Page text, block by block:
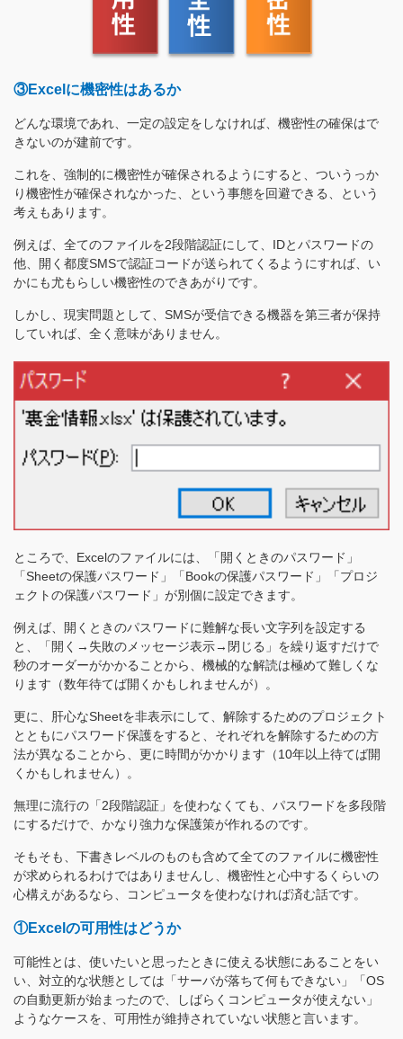
③Excelに機密性はあるか
どんな環境であれ、一定の設定をしなければ、機密性の確保はで
きないのが建前です。
これを、強制的に機密性が確保されるようにすると、ついうっか
り機密性が確保されなかった、という事態を回避できる、という
考えもあります。
例えば、全てのファイルを2段階認証にして、IDとパスワードの
他、開く都度SMSで認証コードが送られてくるようにすれば、い
かにも尤もらしい機密性のできあがりです。
しかし、現実問題として、SMSが受信できる機器を第三者が保持
していれば、全く意味がありません。
ところで、Excelのファイルには、「開くときのパスワード」
「Sheetの保護パスワード」「Bookの保護パスワード」「プロジ
ェクトの保護パスワード」が別個に設定できます。
例えば、開くときのパスワードに難解な長い文字列を設定する
と、「開く→失敗のメッセージ表示→閉じる」を繰り返すだけで
秒のオーダーがかかることから、機械的な解読は極めて難しくな
ります（数年待てば開くかもしれませんが）。
更に、肝心なSheetを非表示にして、解除するためのプロジェクト
とともにパスワード保護をすると、それぞれを解除するための方
法が異なることから、更に時間がかかります（10年以上待てば開
くかもしれません）。
無理に流行の「2段階認証」を使わなくても、パスワードを多段階
にするだけで、かなり強力な保護策が作れるのです。
そもそも、下書きレベルのものも含めて全てのファイルに機密性
が求められるわけではありませんし、機密性と心中するくらいの
心構えがあるなら、コンピュータを使わなければ済む話です。
①Excelの可用性はどうか
可能性とは、使いたいと思ったときに使える状態にあることをい
い、対立的な状態としては「サーバが落ちて何もできない」「OS
の自動更新が始まったので、しばらくコンピュータが使えない」
ようなケースを、可用性が維持されていない状態と言います。